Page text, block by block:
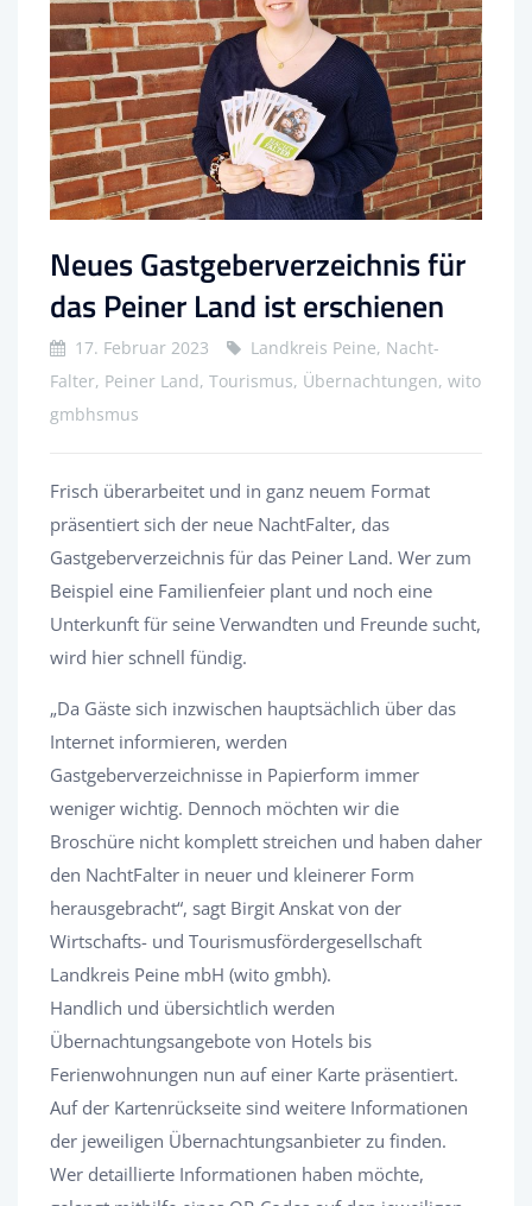
Neues Gastgeberverzeichnis für
das Peiner Land ist erschienen
17. Februar 2023
Landkreis Peine, Nacht-
Falter, Peiner Land, Tourismus, Übernachtungen, wito
gmbhsmus
Frisch überarbeitet und in ganz neuem Format
präsentiert sich der neue NachtFalter, das
Gastgeberverzeichnis für das Peiner Land. Wer zum
Beispiel eine Familienfeier plant und noch eine
Unterkunft für seine Verwandten und Freunde sucht,
wird hier schnell fündig.
„Da Gäste sich inzwischen hauptsächlich über das
Internet informieren, werden
Gastgeberverzeichnisse in Papierform immer
weniger wichtig. Dennoch möchten wir die
Broschüre nicht komplett streichen und haben daher
den NachtFalter in neuer und kleinerer Form
herausgebracht“, sagt Birgit Anskat von der
Wirtschafts- und Tourismusfördergesellschaft
Landkreis Peine mbH (wito gmbh).
Handlich und übersichtlich werden
Übernachtungsangebote von Hotels bis
Ferienwohnungen nun auf einer Karte präsentiert.
Auf der Kartenrückseite sind weitere Informationen
der jeweiligen Übernachtungsanbieter zu finden.
Wer detaillierte Informationen haben möchte,